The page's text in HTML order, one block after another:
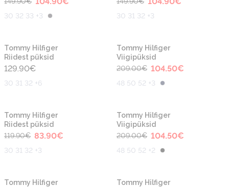
30 32 33 +3 30 31 32 +3
Tommy Hilfiger
Riidest püksid
129.90€
30 31 32 +6
-50%
Tommy Hilfiger
Viigipüksid
209.00€ 104.50€
48 50 52 +3
-30%
Tommy Hilfiger
Riidest püksid
119.90€ 83.90€
30 31 32 +3
-50%
Tommy Hilfiger
Viigipüksid
209.00€ 104.50€
48 50 52 +2
-30%
Tommy Hilfiger
-30%
Tommy Hilfiger